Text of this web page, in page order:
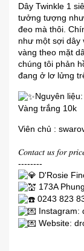
Dây Twinkle 1
tưởng tượng
đeo mà thôi.
như một sợi dây
vàng theo mặt
chúng tôi phản
đang ở lơ lửng
Nguyên liệu:
Vàng trắng 10k
Viên chủ :
𝐶𝑜𝑛𝑡𝑎𝑐𝑡 𝑢𝑠 𝑓𝑜𝑟
--------
D'Rosie
173A
0243 823
Instagram:
Website: